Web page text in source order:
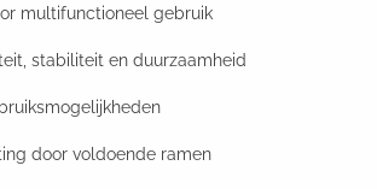
multifunctioneel gebruik
stabiliteit en duurzaamheid
door voldoende ramen